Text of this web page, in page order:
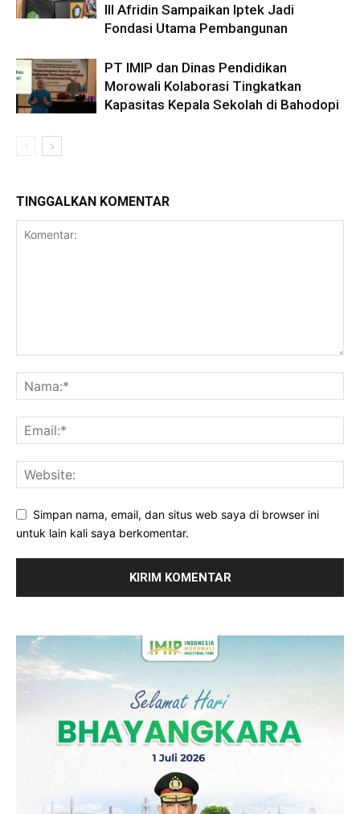
III Afridin Sampaikan Iptek Jadi
Fondasi Utama Pembangunan
PT IMIP dan Dinas Pendidikan
Morowali Kolaborasi Tingkatkan
Kapasitas Kepala Sekolah di Bahodopi
TINGGALKAN KOMENTAR
Simpan nama, email, dan situs web saya di browser ini
untuk lain kali saya berkomentar.